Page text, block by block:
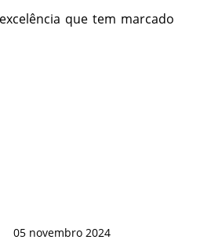
que tem marcado
05 novembro 2024